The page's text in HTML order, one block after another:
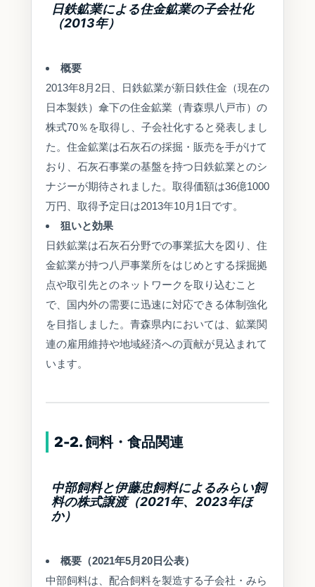
日鉄鉱業による住金鉱業の子会社化
（2013年）
概要
2013年8月2日、日鉄鉱業が新日鉄住金（現在の
日本製鉄）傘下の住金鉱業（青森県八戸市）の
株式70％を取得し、子会社化すると発表しまし
た。住金鉱業は石灰石の採掘・販売を手がけて
おり、石灰石事業の基盤を持つ日鉄鉱業とのシ
ナジーが期待されました。取得価額は36億1000
万円、取得予定日は2013年10月1日です。
狙いと効果
日鉄鉱業は石灰石分野での事業拡大を図り、住
金鉱業が持つ八戸事業所をはじめとする採掘拠
点や取引先とのネットワークを取り込むこと
で、国内外の需要に迅速に対応できる体制強化
を目指しました。青森県内においては、鉱業関
連の雇用維持や地域経済への貢献が見込まれて
います。
2-2. 飼料・食品関連
中部飼料と伊藤忠飼料によるみらい飼
料の株式譲渡（2021年、2023年ほ
か）
概要（2021年5月20日公表）
中部飼料は、配合飼料を製造する子会社・みら